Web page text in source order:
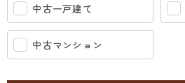
中古一戸建て
中古マンション